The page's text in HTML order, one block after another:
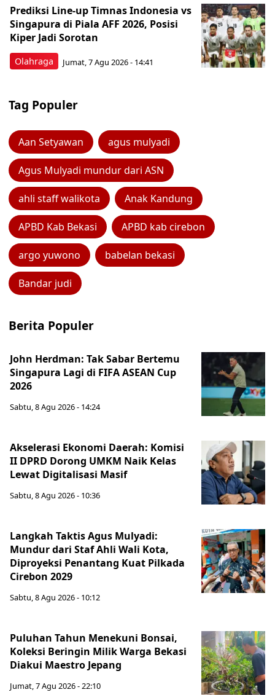
Olahraga
Prediksi Line-up Timnas Indonesia vs
Singapura di Piala AFF 2026, Posisi
Kiper Jadi Sorotan
Jumat, 7 Agu 2026 - 14:41
Tag Populer
Aan Setyawan agus mulyadi
Agus Mulyadi mundur dari ASN
ahli staff walikota Anak Kandung
APBD Kab Bekasi APBD kab cirebon
argo yuwono babelan bekasi
Bandar judi
Berita Populer
John Herdman: Tak Sabar Bertemu
Singapura Lagi di FIFA ASEAN Cup
2026
Sabtu, 8 Agu 2026 - 14:24
Akselerasi Ekonomi Daerah: Komisi
II DPRD Dorong UMKM Naik Kelas
Lewat Digitalisasi Masif
Sabtu, 8 Agu 2026 - 10:36
Langkah Taktis Agus Mulyadi:
Mundur dari Staf Ahli Wali Kota,
Diproyeksi Penantang Kuat Pilkada
Cirebon 2029
Sabtu, 8 Agu 2026 - 10:12
Puluhan Tahun Menekuni Bonsai,
Koleksi Beringin Milik Warga Bekasi
Diakui Maestro Jepang
Jumat, 7 Agu 2026 - 22:10